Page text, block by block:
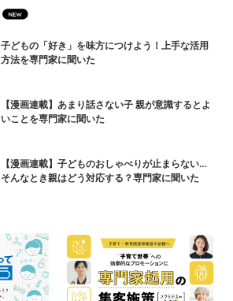
子どもの「好き」を味方につけよう！上手な活用
方法を専門家に聞いた
【漫画連載】あまり話さない子 親が意識するとよ
いことを専門家に聞いた
【漫画連載】子どものおしゃべりが止まらない…
そんなとき親はどう対応する？専門家に聞いた